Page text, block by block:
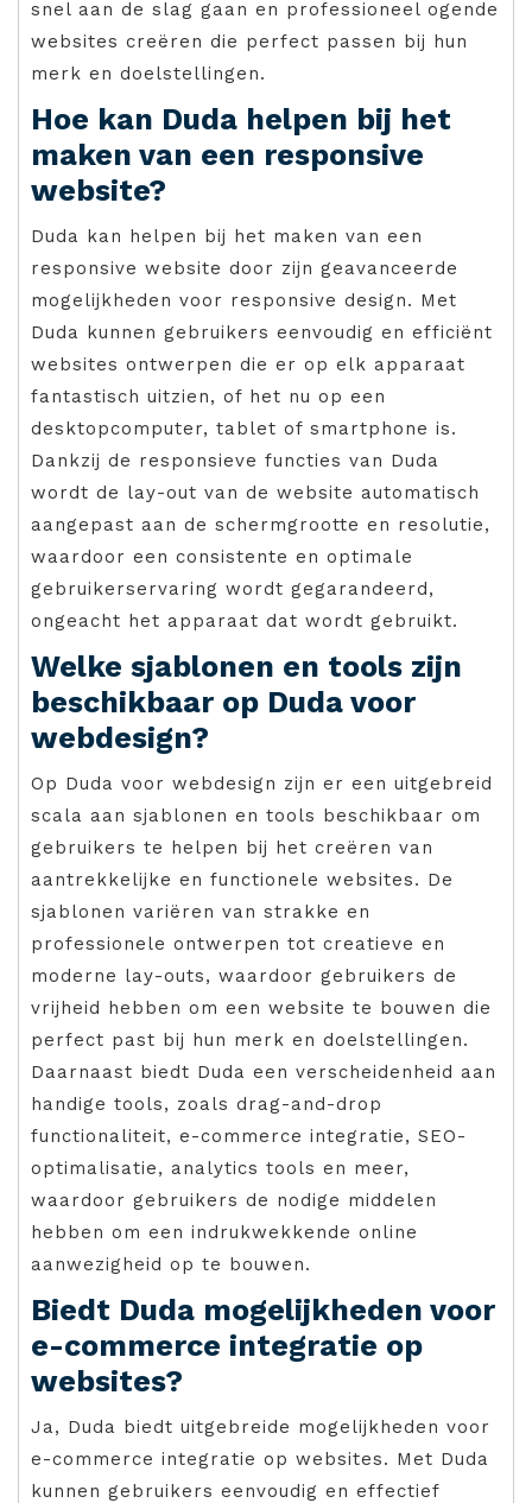
snel aan de slag gaan en professioneel ogende
websites creëren die perfect passen bij hun
merk en doelstellingen.
Hoe kan Duda helpen bij het
maken van een responsive
website?
Duda kan helpen bij het maken van een
responsive website door zijn geavanceerde
mogelijkheden voor responsive design. Met
Duda kunnen gebruikers eenvoudig en efficiënt
websites ontwerpen die er op elk apparaat
fantastisch uitzien, of het nu op een
desktopcomputer, tablet of smartphone is.
Dankzij de responsieve functies van Duda
wordt de lay-out van de website automatisch
aangepast aan de schermgrootte en resolutie,
waardoor een consistente en optimale
gebruikerservaring wordt gegarandeerd,
ongeacht het apparaat dat wordt gebruikt.
Welke sjablonen en tools zijn
beschikbaar op Duda voor
webdesign?
Op Duda voor webdesign zijn er een uitgebreid
scala aan sjablonen en tools beschikbaar om
gebruikers te helpen bij het creëren van
aantrekkelijke en functionele websites. De
sjablonen variëren van strakke en
professionele ontwerpen tot creatieve en
moderne lay-outs, waardoor gebruikers de
vrijheid hebben om een website te bouwen die
perfect past bij hun merk en doelstellingen.
Daarnaast biedt Duda een verscheidenheid aan
handige tools, zoals drag-and-drop
functionaliteit, e-commerce integratie, SEO-
optimalisatie, analytics tools en meer,
waardoor gebruikers de nodige middelen
hebben om een indrukwekkende online
aanwezigheid op te bouwen.
Biedt Duda mogelijkheden voor
e-commerce integratie op
websites?
Ja, Duda biedt uitgebreide mogelijkheden voor
e-commerce integratie op websites. Met Duda
kunnen gebruikers eenvoudig en effectief